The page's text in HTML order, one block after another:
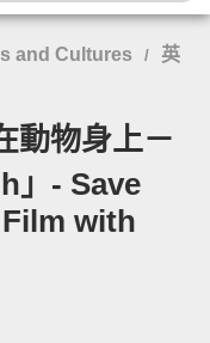
and Cultures /
英
動物身上－
」- Save
with